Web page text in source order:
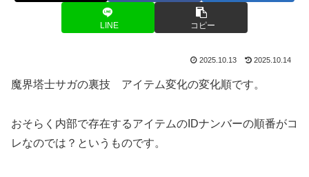
LINE コピー
2025.10.13 2025.10.14
魔界塔士サガの裏技 アイテム変化の変化順です。
おそらく内部で存在するアイテムのIDナンバーの順番がコ
レなのでは？というものです。